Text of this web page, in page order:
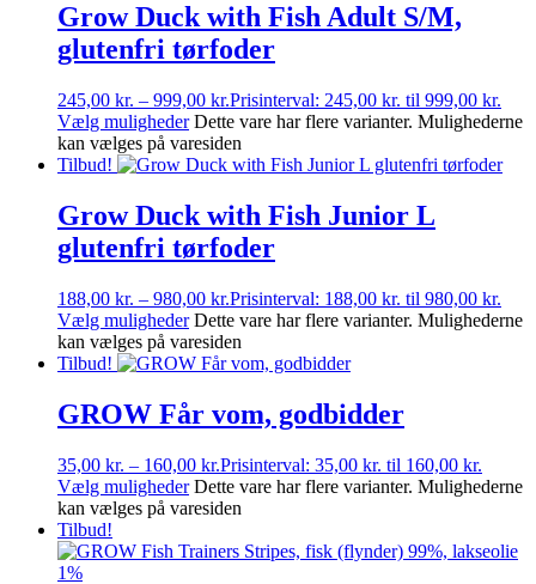
Grow Duck with Fish Adult S/M,
glutenfri tørfoder
245,00 kr. – 999,00 kr.Prisinterval: 245,00 kr. til 999,00 kr.
Vælg muligheder Dette vare har flere varianter. Mulighederne
kan vælges på varesiden
Tilbud!
Grow Duck with Fish Junior L
glutenfri tørfoder
188,00 kr. – 980,00 kr.Prisinterval: 188,00 kr. til 980,00 kr.
Vælg muligheder Dette vare har flere varianter. Mulighederne
kan vælges på varesiden
Tilbud!
GROW Får vom, godbidder
35,00 kr. – 160,00 kr.Prisinterval: 35,00 kr. til 160,00 kr.
Vælg muligheder Dette vare har flere varianter. Mulighederne
kan vælges på varesiden
Tilbud!